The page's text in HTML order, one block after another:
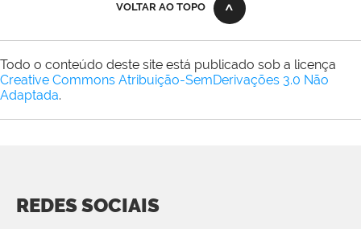
VOLTAR AO TOPO
Todo o conteúdo deste site está publicado sob a licença
Creative Commons Atribuição-SemDerivações 3.0 Não
Adaptada.
REDES SOCIAIS